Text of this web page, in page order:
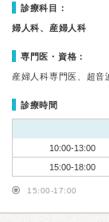
診療科目：
婦人科、産婦人科
専門医・資格：
産婦人科専門医、超音
診療時間
10:00-13:00
15:00-18:00
15:00-17:00